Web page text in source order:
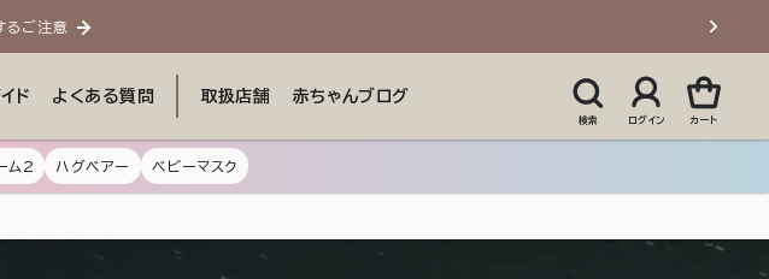
るご注意
ド よくある質問 取扱店舗 赤ちゃんブログ
検索 ログイン カート
ム2 ハグベアー ベビーマスク